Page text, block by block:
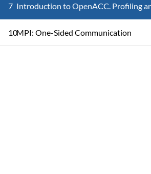
7 Introduction to OpenACC. Profiling
10MPI: One-Sided Communication